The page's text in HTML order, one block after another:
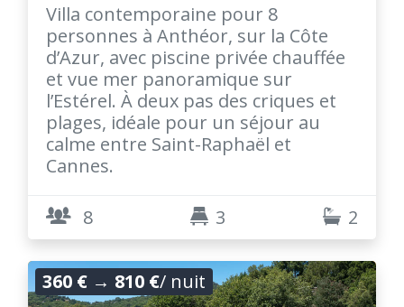
Villa contemporaine pour 8
personnes à Anthéor, sur la Côte
d’Azur, avec piscine privée chauffée
et vue mer panoramique sur
l’Estérel. À deux pas des criques et
plages, idéale pour un séjour au
calme entre Saint-Raphaël et
Cannes.
8 3 2
360 € → 810 €/ nuit